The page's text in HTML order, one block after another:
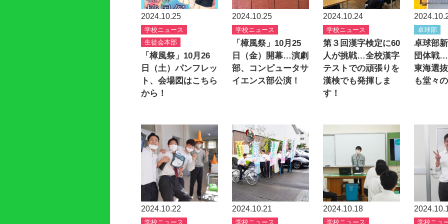
2024.10.25
学校ニュース
生徒会本部
「樟風祭」10月26
日（土）パンフレッ
ト、会場図はこちら
から！
2024.10.25
学校ニュース
「樟風祭」10月25
日（金）開幕…演劇
部、コンピュータサ
イエンス部公演！
2024.10.24
学校ニュース
第３回漢字検定に60
人が挑戦…全校漢字
テストでの頑張りを
漢検でも発揮しま
す！
卓球部
卓球部
団体戦
東海選
も堂々
2024.10.22
学校ニュース
2024.10.21
学校ニュース
2024.10.18
学校ニュース 学校ニュ